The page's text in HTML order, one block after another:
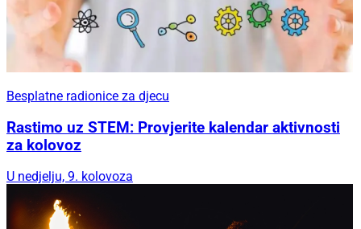
Besplatne radionice za djecu
Rastimo uz STEM: Provjerite kalendar aktivnosti
za kolovoz
U nedjelju, 9. kolovoza